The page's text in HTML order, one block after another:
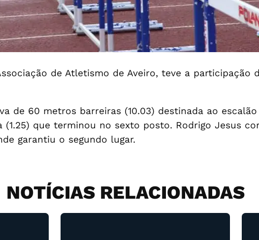
de Atletismo de Aveiro, teve a participação
de 60 metros barreiras (10.03) destinada ao
que terminou no sexto posto. Rodrigo Jesus
garantiu o segundo lugar.
NOTÍCIAS RELACIONADAS